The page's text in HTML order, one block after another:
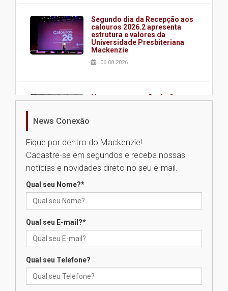
Segundo dia da Recepção aos
calouros 2026.2 apresenta
estrutura e valores da
Universidade Presbiteriana
Mackenzie
06.08.2026
Nova apresentação do Centro
Universidade Mackenzie
realizará nova edição da Feira
das novas tecnologias em
News Conexão
Fique por dentro do Mackenzie!
Cadastre-se em segundos e receba nossas
notícias e novidades direto no seu e-mail.
Qual seu Nome?*
Qual seu E-mail?*
Qual seu Telefone?